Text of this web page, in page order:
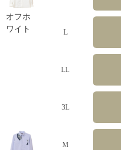
オフホ
ワイト
L
LL
3L
M